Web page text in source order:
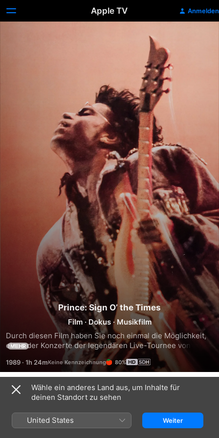
Apple TV Anmelden
Prince: Sign O’ the Times
Film ·Dokus · Musikfilm
Durch diesen Film haben Sie noch einmal die Möglichkeit,
eines der Konzerte der legendären Live-Tournee von 1987
mitzuerleben. Der Konzertmitschnitt fesselt durch das
außerordentliche Engagement der Musiker und die tolle
Bühnenshow des Künstlers selbst. Die prickelnde
Atmosphäre des Live-Auftritts kommt auch via Bildschirm
überzeugend rüber. Prince, der hier auch als Regisseur
Konzertes abermals, was für ein genialer Musiker er ist. Ein
absolutes Muss für Fans von mitreißender Musik und für
MEHR
1989 · 1h 24m 80%
Trailer
Wähle ein anderes Land aus, um Inhalte für
deinen Standort zu sehen
United States Weiter